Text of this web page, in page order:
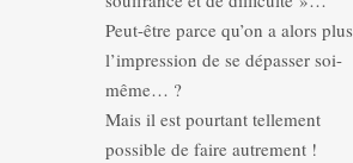
Peut-être parce qu’on a alors plus
l’impression de se dépasser soi-
même… ?
Mais il est pourtant tellement
possible de faire autrement !